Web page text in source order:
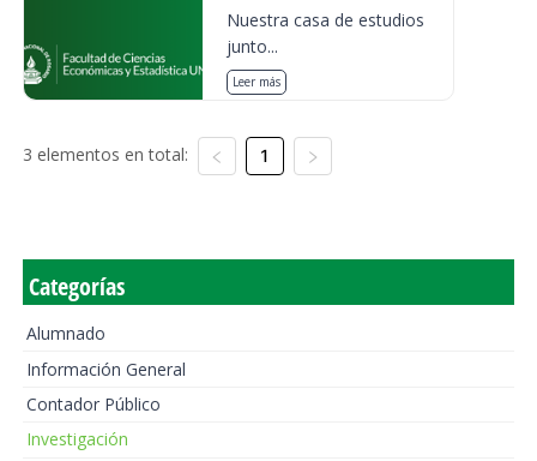
Nuestra casa de estudios
junto...
Leer más
3 elementos en total: 1
Categorías
Alumnado
Información General
Contador Público
Investigación